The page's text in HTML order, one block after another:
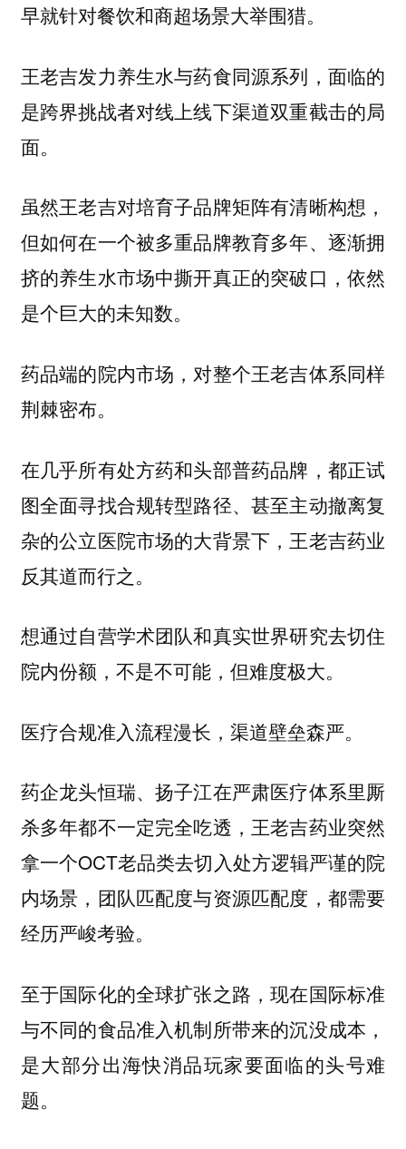
早就针对餐饮和商超场景大举围猎。
王老吉发力养生水与药食同源系列，面临的
是跨界挑战者对线上线下渠道双重截击的局
面。
虽然王老吉对培育子品牌矩阵有清晰构想，
但如何在一个被多重品牌教育多年、逐渐拥
挤的养生水市场中撕开真正的突破口，依然
是个巨大的未知数。
药品端的院内市场，对整个王老吉体系同样
荆棘密布。
在几乎所有处方药和头部普药品牌，都正试
图全面寻找合规转型路径、甚至主动撤离复
杂的公立医院市场的大背景下，王老吉药业
反其道而行之。
想通过自营学术团队和真实世界研究去切住
院内份额，不是不可能，但难度极大。
医疗合规准入流程漫长，渠道壁垒森严。
药企龙头恒瑞、扬子江在严肃医疗体系里厮
杀多年都不一定完全吃透，王老吉药业突然
拿一个OCT老品类去切入处方逻辑严谨的院
内场景，团队匹配度与资源匹配度，都需要
经历严峻考验。
至于国际化的全球扩张之路，现在国际标准
与不同的食品准入机制所带来的沉没成本，
是大部分出海快消品玩家要面临的头号难
题。